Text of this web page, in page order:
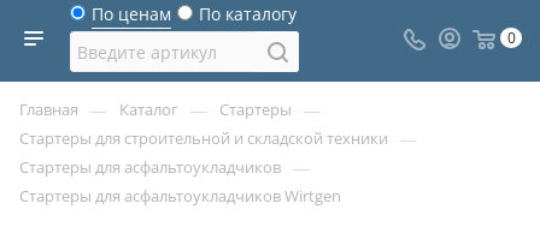
По ценам По каталогу
0
Главная — Каталог — Стартеры —
Стартеры для строительной и складской техники —
Стартеры для асфальтоукладчиков —
Стартеры для асфальтоукладчиков Wirtgen